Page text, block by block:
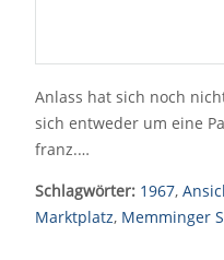
Anlass hat sich noch
sich entweder um eine
franz.…
Schlagwörter: 1967,
Marktplatz, Memminger